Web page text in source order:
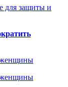
для защиты и
женщины
женщины